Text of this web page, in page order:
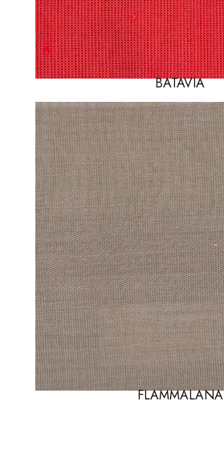
BATAVIA
FLAMMALANA